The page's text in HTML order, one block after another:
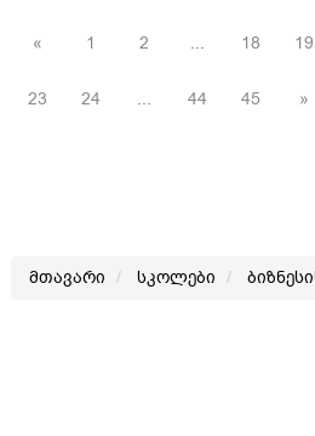
« 1 2 ... 18 19
23 24 ... 44 45 »
მთავარი სკოლები